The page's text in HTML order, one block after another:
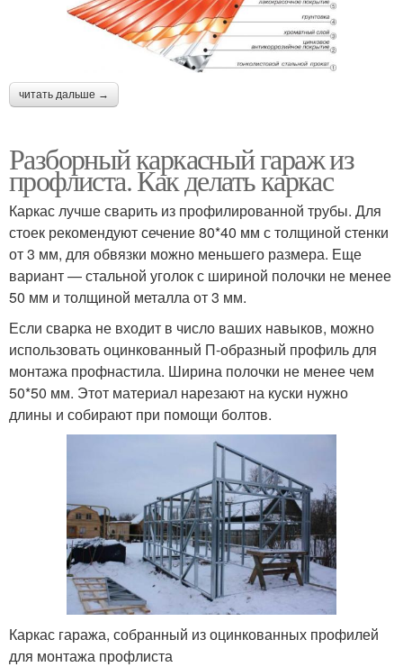
читать дальше →
Разборный каркасный гараж из
профлиста. Как делать каркас
Каркас лучше сварить из профилированной трубы. Для
стоек рекомендуют сечение 80*40 мм с толщиной стенки
от 3 мм, для обвязки можно меньшего размера. Еще
вариант — стальной уголок с шириной полочки не менее
50 мм и толщиной металла от 3 мм.
Если сварка не входит в число ваших навыков, можно
использовать оцинкованный П-образный профиль для
монтажа профнастила. Ширина полочки не менее чем
50*50 мм. Этот материал нарезают на куски нужно
длины и собирают при помощи болтов.
Каркас гаража, собранный из оцинкованных профилей
для монтажа профлиста